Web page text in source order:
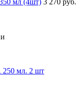
мл (4шт) 3 270 руб.